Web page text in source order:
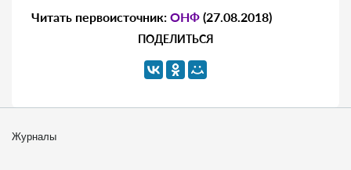
Читать первоисточник: ОНФ (27.08.2018)
ПОДЕЛИТЬСЯ
Журналы